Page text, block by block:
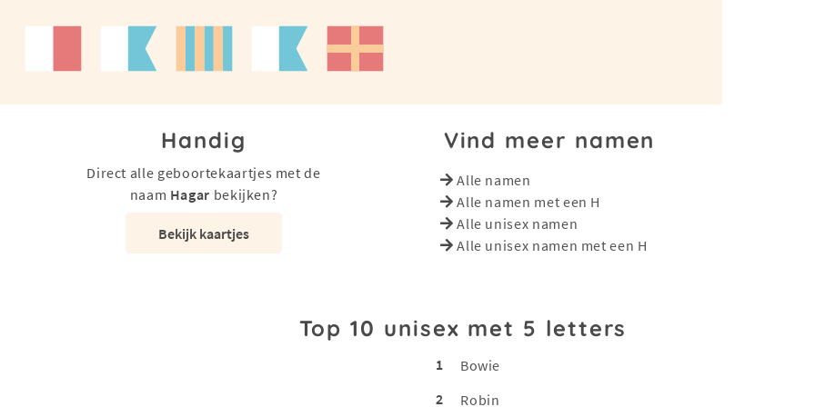
Handig
Direct alle geboortekaartjes met de
naam Hagar bekijken?
Bekijk kaartjes
Vind meer namen
Alle namen
Alle namen met een H
Alle unisex namen
Alle unisex namen met een H
Top 10 unisex met 5 letters
1
Bowie
2
Robin